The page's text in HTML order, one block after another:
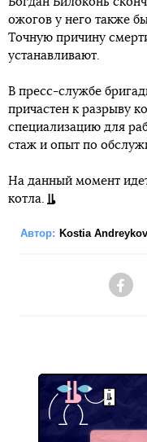
ожогов у него также
Точную причину
устанавливают.
В пресс-службе
причастен к разрыву
специализацию для
стаж и опыт по
На данный момент
котла.
Автор: Kostia